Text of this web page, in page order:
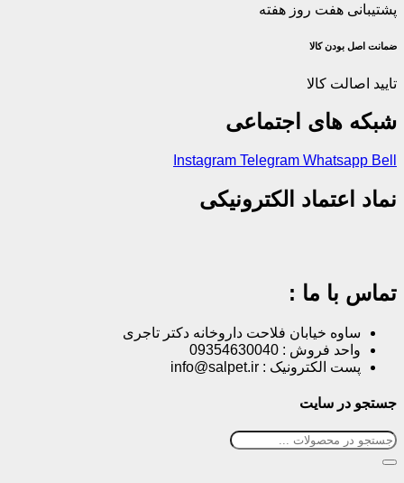
پشتیبانی هفت روز هفته
ضمانت اصل‌ بودن کالا
تایید اصالت کالا
شبکه های اجتماعی
Instagram Telegram Whatsapp Bell
نماد اعتماد الکترونیکی
تماس با ما :
ساوه خیابان فلاحت داروخانه دکتر تاجری
واحد فروش : 09354630040
پست الکترونیک : info@salpet.ir
جستجو در سایت